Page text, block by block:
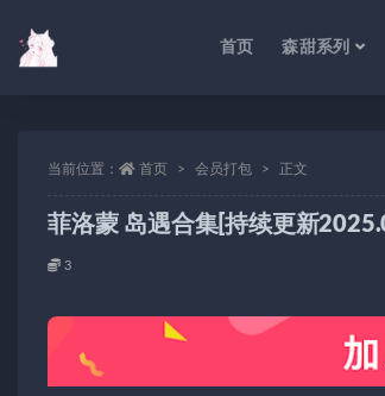
首页 森甜系列
当前位置： 首页 会员打包 正文
菲洛蒙 岛遇合集[持续更新
3